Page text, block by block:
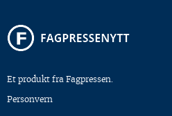
Et produkt fra Fagpressen.
Personvern